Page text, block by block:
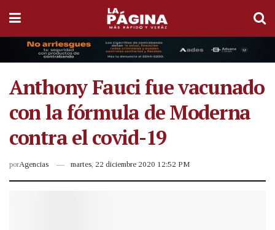
Anthony Fauci fue vacunado
con la fórmula de Moderna
contra el covid-19
porAgencias martes, 22 diciembre 2020 12:52 PM